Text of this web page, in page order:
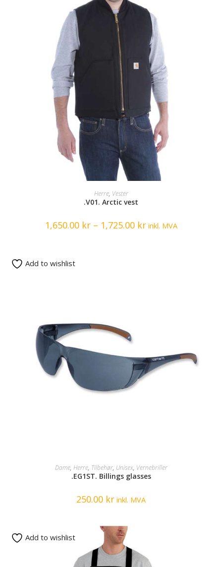
SELECT OPTIONS
Herre, Vester
.V01. Arctic vest
1,650.00 kr – 1,725.00 krinkl. MVA
SELECT OPTIONS
Dame, Herre, Tilbehør, Unisex, Vernebriller
.EG1ST. Billings glasses
250.00 kr inkl. MVA
Add to wishlist
Add to wishlist